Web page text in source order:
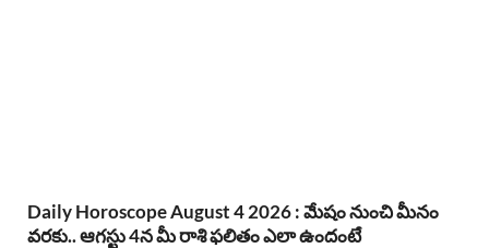
Daily Horoscope August 4 2026 : మేషం నుంచి మీనం
వరకు.. ఆగస్టు 4న మీ రాశి ఫలితం ఎలా ఉందంటే